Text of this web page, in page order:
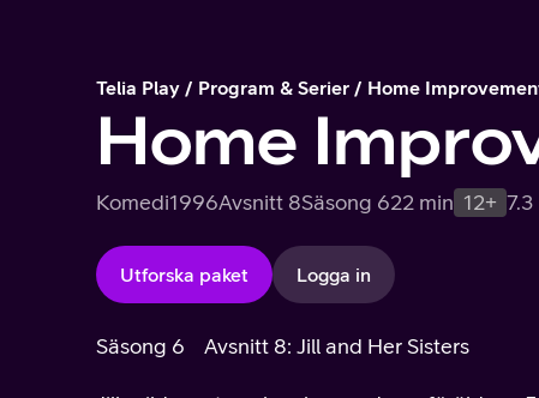
Telia Play Program & Serier Home
Home
Komedi1996Avsnitt 8Säsong 622 min 12+ 7.3
Utforska paket Logga in
Säsong 6 Avsnitt 8: Jill and Her Sisters